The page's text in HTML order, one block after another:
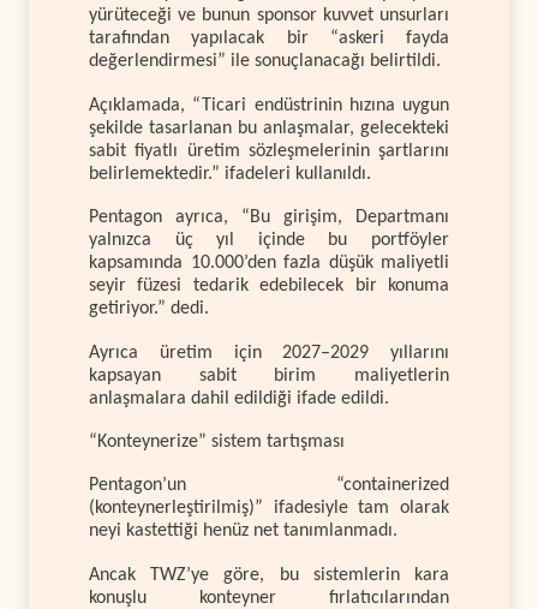
yürüteceği ve bunun sponsor kuvvet unsurları
tarafından yapılacak bir “askeri fayda
değerlendirmesi” ile sonuçlanacağı belirtildi.
Açıklamada, “Ticari endüstrinin hızına uygun
şekilde tasarlanan bu anlaşmalar, gelecekteki
sabit fiyatlı üretim sözleşmelerinin şartlarını
belirlemektedir.” ifadeleri kullanıldı.
Pentagon ayrıca, “Bu girişim, Departmanı
yalnızca üç yıl içinde bu portföyler
kapsamında 10.000’den fazla düşük maliyetli
seyir füzesi tedarik edebilecek bir konuma
getiriyor.” dedi.
Ayrıca üretim için 2027–2029 yıllarını
kapsayan sabit birim maliyetlerin
anlaşmalara dahil edildiği ifade edildi.
“Konteynerize” sistem tartışması
Pentagon’un “containerized
(konteynerleştirilmiş)” ifadesiyle tam olarak
neyi kastettiği henüz net tanımlanmadı.
Ancak TWZ’ye göre, bu sistemlerin kara
konuşlu konteyner fırlatıcılarından